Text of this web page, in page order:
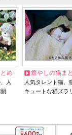
め
人
癒やしの猫ま
人気タレント猫
キュートな猫ズラ